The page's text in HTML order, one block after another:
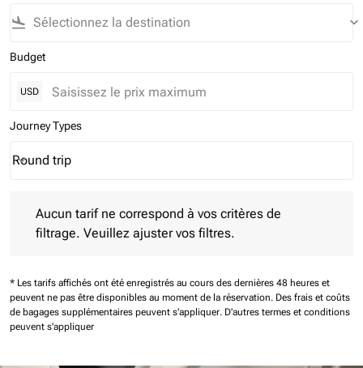
flight_land keyboard_arrow_down
Budget
USD
Journey Types
Journey Types option Round trip Selected
Round trip
keyboard_arrow_down
Aucun tarif ne correspond à vos critères de
filtrage. Veuillez ajuster vos filtres.
* Les tarifs affichés ont été enregistrés au cours des dernières 48 heures et
peuvent ne pas être disponibles au moment de la réservation. Des frais et coûts
de bagages supplémentaires peuvent s'appliquer. D'autres termes et conditions
peuvent s'appliquer